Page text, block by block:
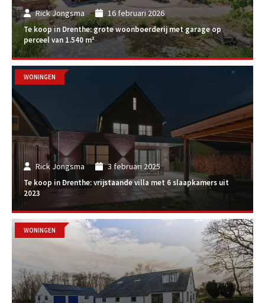
Rick Jongsma 16 februari 2026
Te koop in Drenthe: grote woonboerderij met garage op
perceel van 1.540 m²
Rick Jongsma 3 februari 2025
Te koop in Drenthe: vrijstaande villa met 6 slaapkamers uit
2023
WONINGEN
WONINGEN